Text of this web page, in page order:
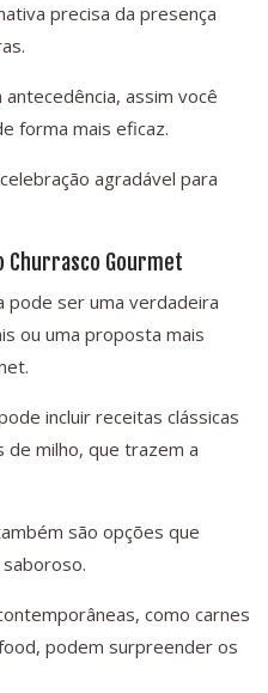
precisa da presença
assim você
forma mais eficaz.
agradável para
Churrasco Gourmet
pode ser uma verdadeira
ou uma proposta mais
incluir receitas clássicas
de milho, que trazem a
são opções que
como carnes
podem surpreender os